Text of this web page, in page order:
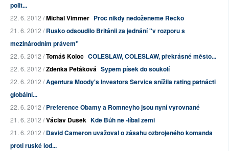
polit...
22. 6. 2012 /Michal Vimmer Proč nikdy nedoženeme Řecko
21. 6. 2012 /Rusko odsoudilo Británii za jednání "v rozporu s
mezinárodním právem"
22. 6. 2012 /Tomáš Koloc COLESLAW, COLESLAW, překrásné město...
22. 6. 2012 /Zdeňka Petáková Sypem písek do soukolí
22. 6. 2012 /Agentura Moody's Investors Service snížila rating patnácti
globální...
22. 6. 2012 /Preference Obamy a Romneyho jsou nyní vyrovnané
21. 6. 2012 /Václav Dušek Kde Bůh ne -líbal zemi
21. 6. 2012 /David Cameron uvažoval o zásahu ozbrojeného komanda
proti ruské lod...